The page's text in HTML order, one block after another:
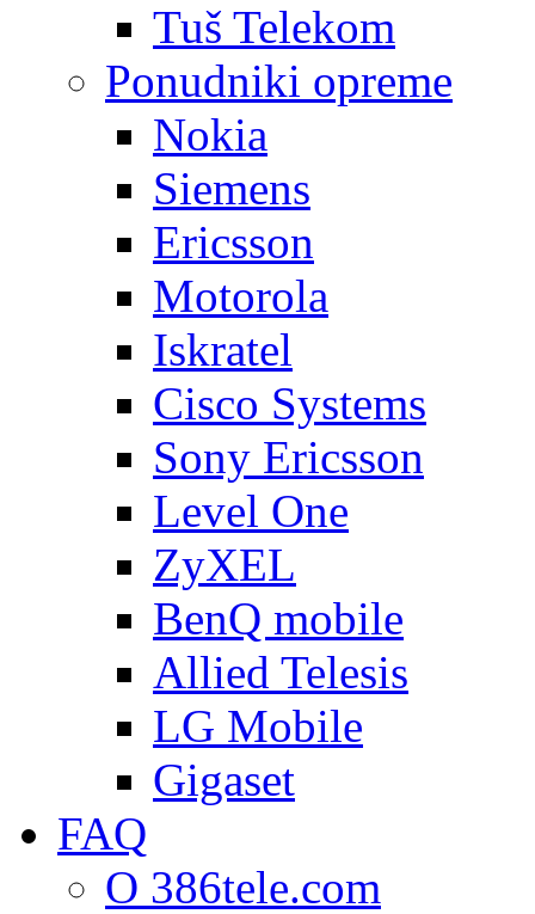
Tuš Telekom
Ponudniki opreme
Nokia
Siemens
Ericsson
Motorola
Iskratel
Cisco Systems
Sony Ericsson
Level One
ZyXEL
BenQ mobile
Allied Telesis
LG Mobile
Gigaset
FAQ
O 386tele.com